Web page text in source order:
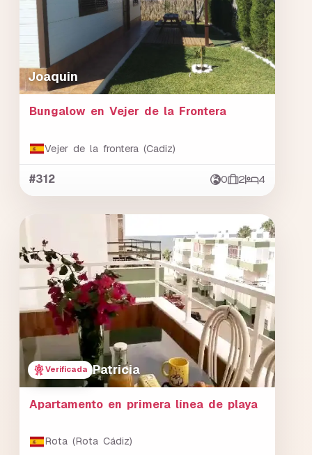
Joaquin
Bungalow en Vejer de la Frontera
Vejer de la frontera (Cadiz)
#312 0 2 4
Verificada Patricia
Apartamento en primera línea de playa
Rota (Rota Cádiz)